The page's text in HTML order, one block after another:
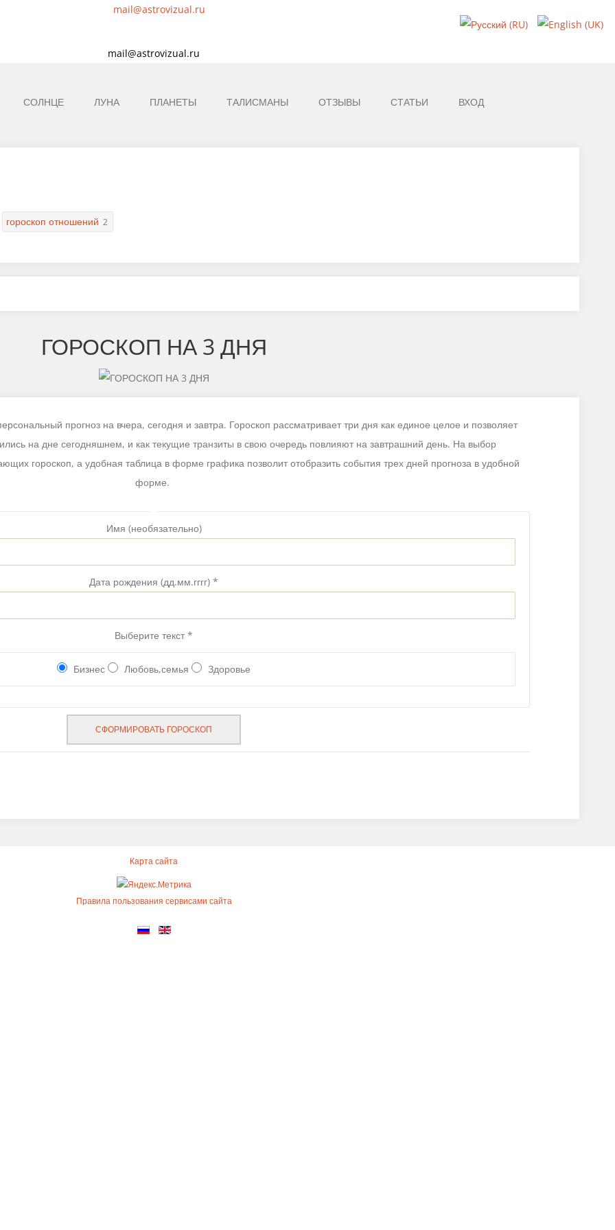
mail@astrovizual.ru
СОЛНЦЕ ЛУНА ПЛАНЕТЫ ТАЛИСМАНЫ ОТЗЫВЫ СТАТЬИ ВХОД
гороскоп отношений 2
ГОРОСКОП НА 3 ДНЯ
прогноз на вчера, сегодня и завтра. Гороскоп рассматривает три дня как единое целое и позволяет
на дне сегодняшнем, и как текущие транзиты в свою очередь повлияют на завтрашний день. На выбор
гороскоп, а удобная таблица в форме графика позволит отобразить события трех дней прогноза в удобной
форме.
Имя (необязательно)
Дата рождения (дд.мм.гггг) *
Выберите текст *
Бизнес Любовь,семья Здоровье
СФОРМИРОВАТЬ ГОРОСКОП
Карта сайта
Правила пользования сервисами сайта